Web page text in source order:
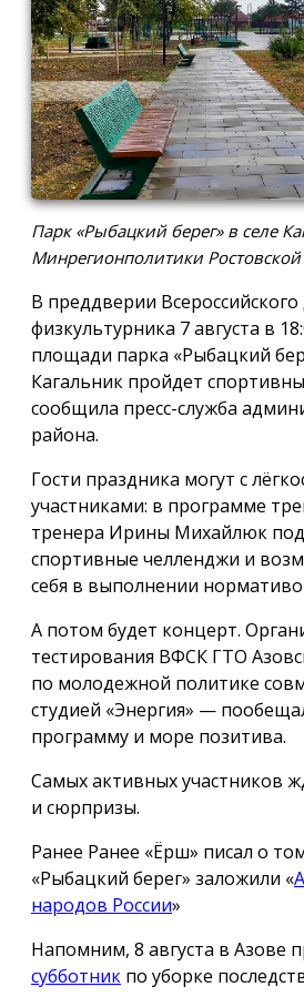
Парк «Рыбацкий берег» в селе
Минрегионполитики Ростовской
В преддверии Всероссийского
физкультурника 7 августа в
площади парка «Рыбацкий
Кагальник пройдет
сообщила пресс-служба
района.
Гости праздника могут с
участниками: в программе
тренера Ирины Михайлюк
спортивные челленджи и
себя в выполнении
А потом будет концерт.
тестирования ВФСК ГТО
по молодежной политике
студией «Энергия» —
программу и море позитива.
Самых активных участников
и сюрпризы.
Ранее Ранее «Ёрш» писал о
«Рыбацкий берег» заложили «
народов России»
Напомним, 8 августа в Азове
субботник по уборке